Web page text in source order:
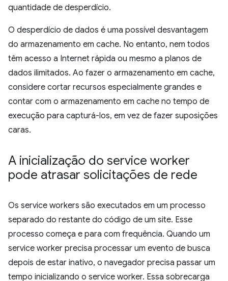
quantidade de desperdício.
O desperdício de dados é uma possível desvantagem
do armazenamento em cache. No entanto, nem todos
têm acesso a Internet rápida ou mesmo a planos de
dados ilimitados. Ao fazer o armazenamento em cache,
considere cortar recursos especialmente grandes e
contar com o armazenamento em cache no tempo de
execução para capturá-los, em vez de fazer suposições
caras.
A inicialização do service worker
pode atrasar solicitações de rede
Os service workers são executados em um processo
separado do restante do código de um site. Esse
processo começa e para com frequência. Quando um
service worker precisa processar um evento de busca
depois de estar inativo, o navegador precisa passar um
tempo inicializando o service worker. Essa sobrecarga